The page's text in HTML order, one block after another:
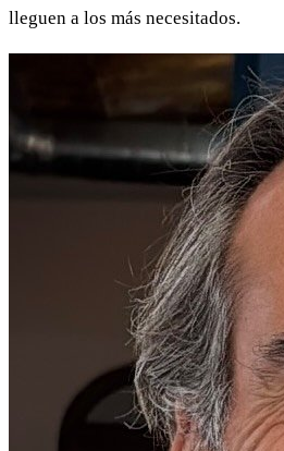
lleguen a los más necesitados.